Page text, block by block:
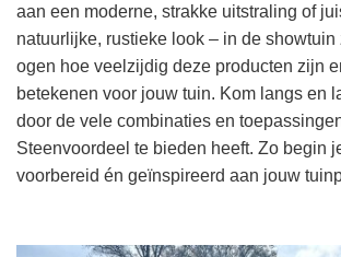
aan een moderne, strakke uitstraling of
natuurlijke, rustieke look – in de showtuin
ogen hoe veelzijdig deze producten zijn
betekenen voor jouw tuin. Kom langs en
door de vele combinaties en
Steenvoordeel te bieden heeft. Zo begin
voorbereid én geïnspireerd aan jouw